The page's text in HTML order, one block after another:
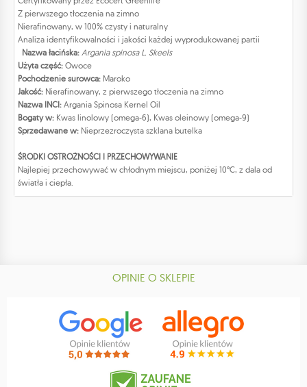
Z pierwszego tłoczenia na zimno
Nierafinowany, w 100% czysty i naturalny
Analiza identyfikowalności i jakości każdej wyprodukowanej partii
Nazwa łacińska: Argania spinosa L. Skeels
Użyta część: Owoce
Pochodzenie surowca: Maroko
Jakość: Nierafinowany, z pierwszego tłoczenia na zimno
Nazwa INCI: Argania Spinosa Kernel Oil
Bogaty w: Kwas linolowy (omega-6), Kwas oleinowy (omega-9)
Sprzedawane w: Nieprzezroczysta szklana butelka
ŚRODKI OSTROŻNOŚCI I PRZECHOWYWANIE
Najlepiej przechowywać w chłodnym miejscu, poniżej 10°C, z dala od
światła i ciepła.
OPINIE O SKLEPIE